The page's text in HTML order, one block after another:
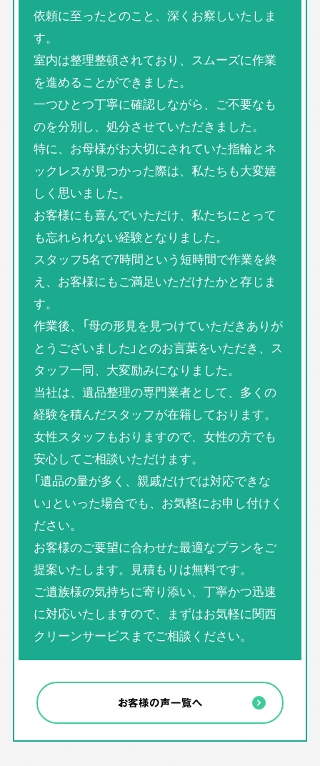
依頼に至ったとのこと、深くお察しいたしま
す。
室内は整理整頓されており、スムーズに作業
を進めることができました。
一つひとつ丁寧に確認しながら、ご不要なも
のを分別し、処分させていただきました。
特に、お母様がお大切にされていた指輪とネ
ックレスが見つかった際は、私たちも大変嬉
しく思いました。
お客様にも喜んでいただけ、私たちにとって
も忘れられない経験となりました。
スタッフ5名で7時間という短時間で作業を終
え、お客様にもご満足いただけたかと存じま
す。
作業後、「母の形見を見つけていただきありが
とうございました」とのお言葉をいただき、ス
タッフ一同、大変励みになりました。
当社は、遺品整理の専門業者として、多くの
経験を積んだスタッフが在籍しております。
女性スタッフもおりますので、女性の方でも
安心してご相談いただけます。
「遺品の量が多く、親戚だけでは対応できな
い」といった場合でも、お気軽にお申し付けく
ださい。
お客様のご要望に合わせた最適なプランをご
提案いたします。見積もりは無料です。
ご遺族様の気持ちに寄り添い、丁寧かつ迅速
に対応いたしますので、まずはお気軽に関西
クリーンサービスまでご相談ください。
お客様の声一覧へ